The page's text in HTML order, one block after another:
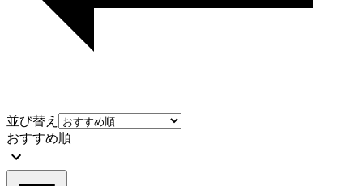
並び替え
おすすめ順